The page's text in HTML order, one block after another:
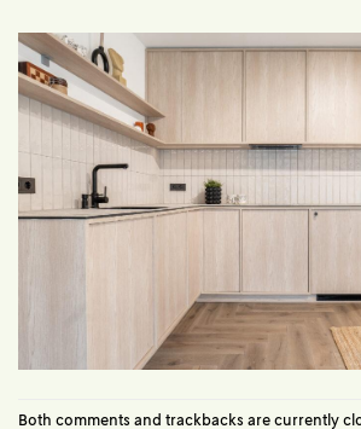
Both comments and trackbacks are currently